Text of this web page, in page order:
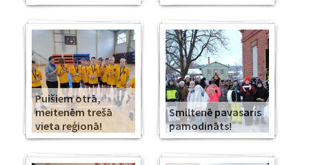
Puišiem otrā,
meitenēm trešā
vieta reģionā!
Smiltenē pavasaris
pamodināts!